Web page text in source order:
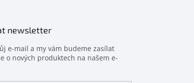
newsletter
e-mail a my vám budeme zasílat
o nových produktech na našem e-